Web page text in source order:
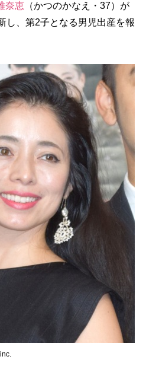
奈恵（かつのかなえ・37）が
し、第2子となる男児出産を報